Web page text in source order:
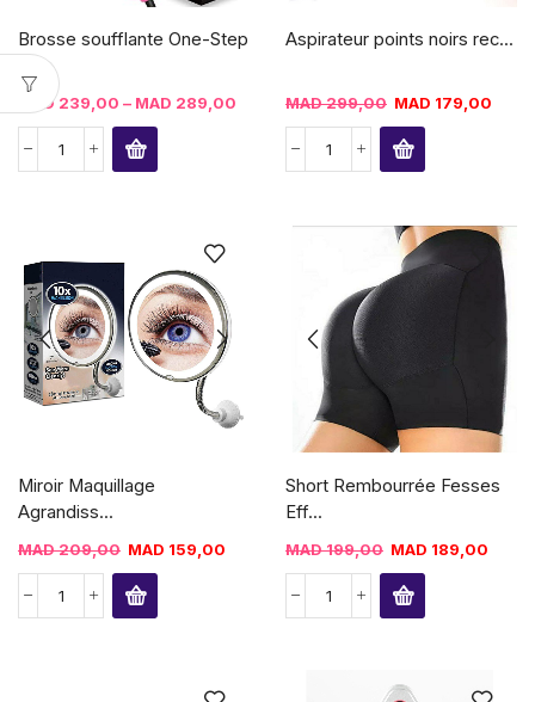
Brosse soufflante One-Step
MAD239,00 – MAD 289,00
Aspirateur points noirs rec...
MAD299,00 MAD 179,00
Miroir Maquillage
Agrandiss...
MAD209,00 MAD 159,00
Short Rembourrée Fesses
Eff...
MAD199,00 MAD 189,00